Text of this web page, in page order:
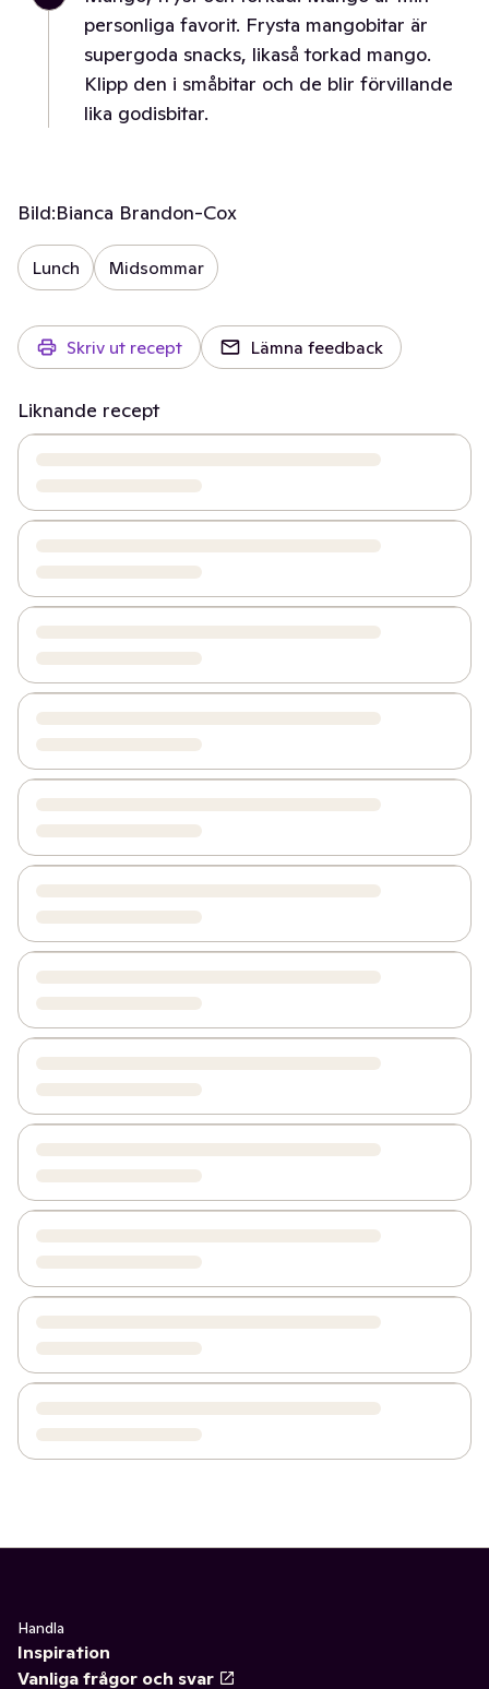
personliga favorit. Frysta mangobitar är
supergoda snacks, likaså torkad mango.
Klipp den i småbitar och de blir förvillande
lika godisbitar.
Bild:Bianca Brandon-Cox
Lunch Midsommar
Skriv ut recept Lämna feedback
Liknande recept
Handla
Inspiration
Vanliga frågor och svar